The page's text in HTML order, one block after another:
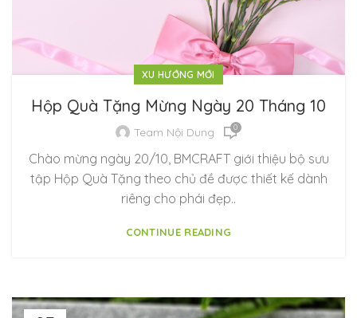
XU HƯỚNG MỚI
Hộp Quà Tặng Mừng Ngày 20 Tháng 10
Team Nội Dung 0
Chào mừng ngày 20/10, BMCRAFT giới thiệu bộ sưu
tập Hộp Quà Tặng theo chủ đề được thiết kế dành
riêng cho phái đẹp..
CONTINUE READING